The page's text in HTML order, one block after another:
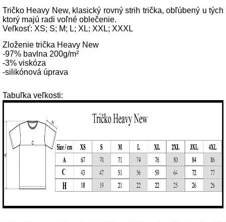
Tričko Heavy New, klasický rovný strih trička, obľúbený u tých
ktorý majú radi voľné oblečenie.
Veľkosť: XS; S; M; L; XL; XXL; XXXL
Zloženie trička Heavy New
-97% bavlna 200g/m²
-3% viskóza
-silikónová úprava
Tabuľka veľkosti: